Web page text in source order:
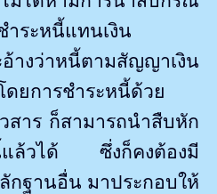
ระหนี้แทนเงิน
างว่าหนี้ตามสัญญาเงิน
ยการชำระหนี้ด้วย
าร ก็สามารถนำสืบหัก
นี้แล้วได้ ซึ่งก็คงต้องมี
ฐานอื่น มาประกอบให้